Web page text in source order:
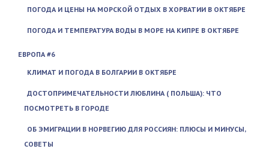
ПОГОДА И ЦЕНЫ НА МОРСКОЙ ОТДЫХ В ХОРВАТИИ В ОКТЯБРЕ
ПОГОДА И ТЕМПЕРАТУРА ВОДЫ В МОРЕ НА КИПРЕ В ОКТЯБРЕ
ЕВРОПА #6
КЛИМАТ И ПОГОДА В БОЛГАРИИ В ОКТЯБРЕ
ДОСТОПРИМЕЧАТЕЛЬНОСТИ ЛЮБЛИНА ( ПОЛЬША): ЧТО
ПОСМОТРЕТЬ В ГОРОДЕ
ОБ ЭМИГРАЦИИ В НОРВЕГИЮ ДЛЯ РОССИЯН: ПЛЮСЫ И МИНУСЫ,
СОВЕТЫ